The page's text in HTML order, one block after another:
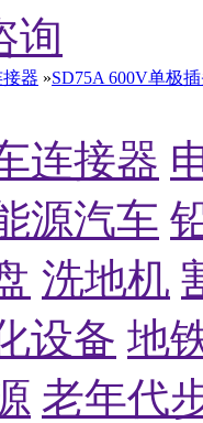
询
器 »SD75A 600V单极
连接器
源汽车
洗地机
设备 地
老年代